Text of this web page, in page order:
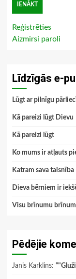
Reģistrēties
Aizmirsi paroli
Līdzīgās e-
Lūgt ar pilnīgu
Kā pareizi lūgt Dievu
Kā pareizi lūgt
Ko mums ir atļauts
Katram sava taisnība
Dieva bērniem ir
Visu brīnumu
Pēdējie
Janis Karklins: “